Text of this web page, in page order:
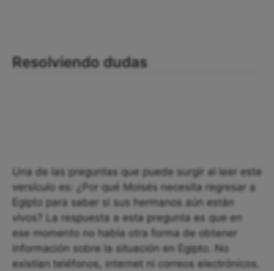
Resolviendo dudas
Una de las preguntas que puede surgir al leer este
versículo es: ¿Por qué Moisés necesita regresar a
Egipto para saber si sus hermanos aún están
vivos? La respuesta a esta pregunta es que en
ese momento no había otra forma de obtener
información sobre la situación en Egipto. No
existían teléfonos, internet ni correos electrónicos.